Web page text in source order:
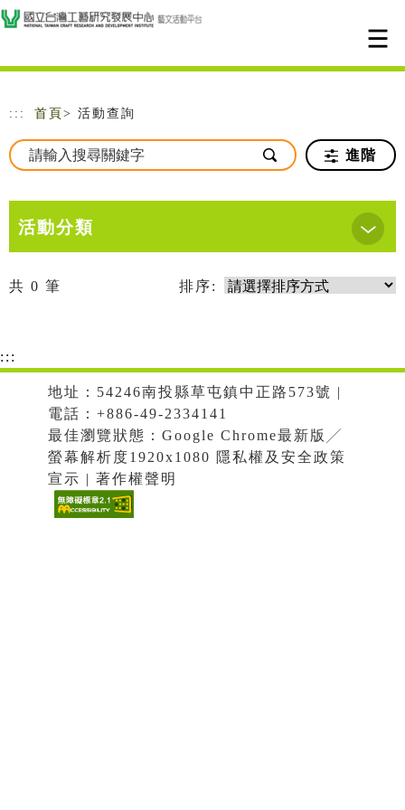
跳到主要內容
網站導覽
::: 首頁 > 活動查詢
進階
活動分類
共 0 筆 排序:
:::
地址：54246南投縣草屯鎮中正路573號 |
電話：+886-49-2334141
最佳瀏覽狀態：Google Chrome最新版╱
螢幕解析度1920x1080 隱私權及安全政策
宣示 | 著作權聲明